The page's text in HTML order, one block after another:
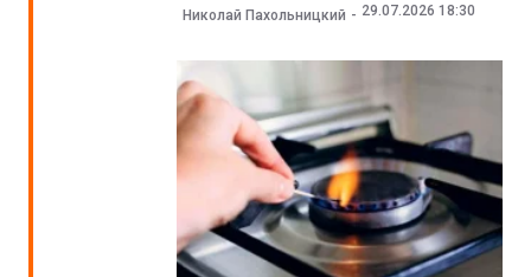
Николай Пахольницкий 29.07.2026 18:30